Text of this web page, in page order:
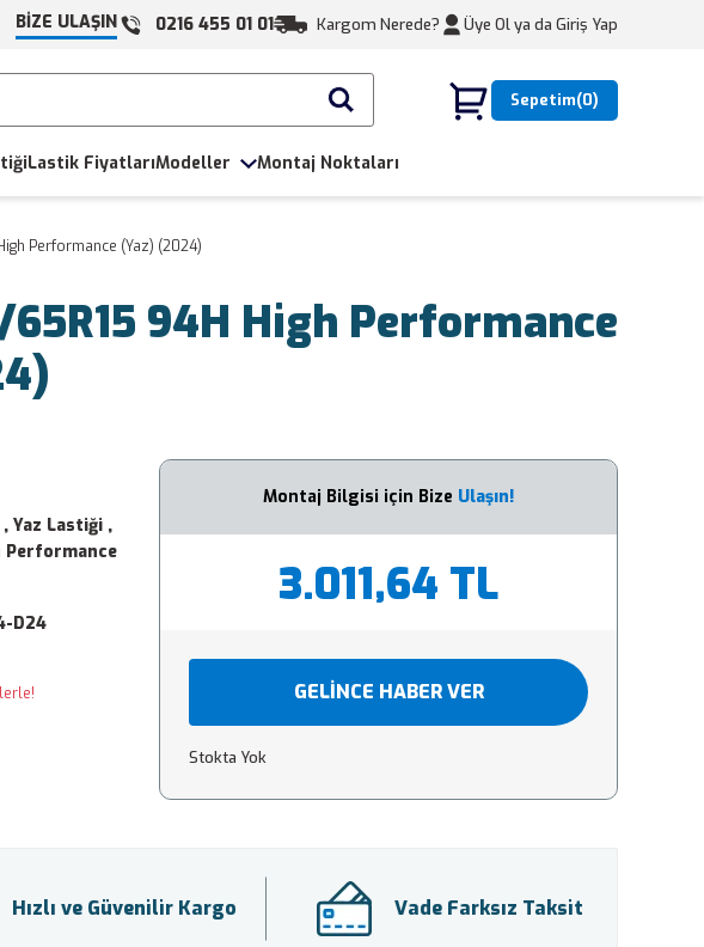
BİZE ULAŞIN 0216 455 01 01 Kargom Nerede? Üye Ol ya da Giriş Yap
Sepetim 0
Lastik FiyatlarıModeller Montaj Noktaları
Performance (Yaz) (2024)
94H High Performance
, Yaz Lastiği ,
D24
Montaj Bilgisi için Bize Ulaşın!
3.011,64 TL
GELİNCE HABER VER
Stokta Yok
Hızlı ve Güvenilir Kargo Vade Farksız Taksit